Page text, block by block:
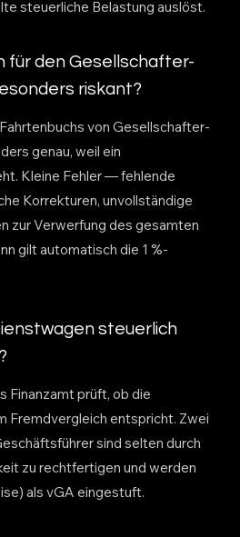
steuerliche Belastung auslöst.
für den Gesellschafter-
riskant?
von Gesellschafter-
genau, weil ein
Kleine Fehler — fehlende
Korrekturen, unvollständige
zur Verwerfung des gesamten
gilt automatisch die 1 %-
steuerlich
Finanzamt prüft, ob die
Fremdvergleich entspricht. Zwei
sind selten durch
zu rechtfertigen und werden
als vGA eingestuft.